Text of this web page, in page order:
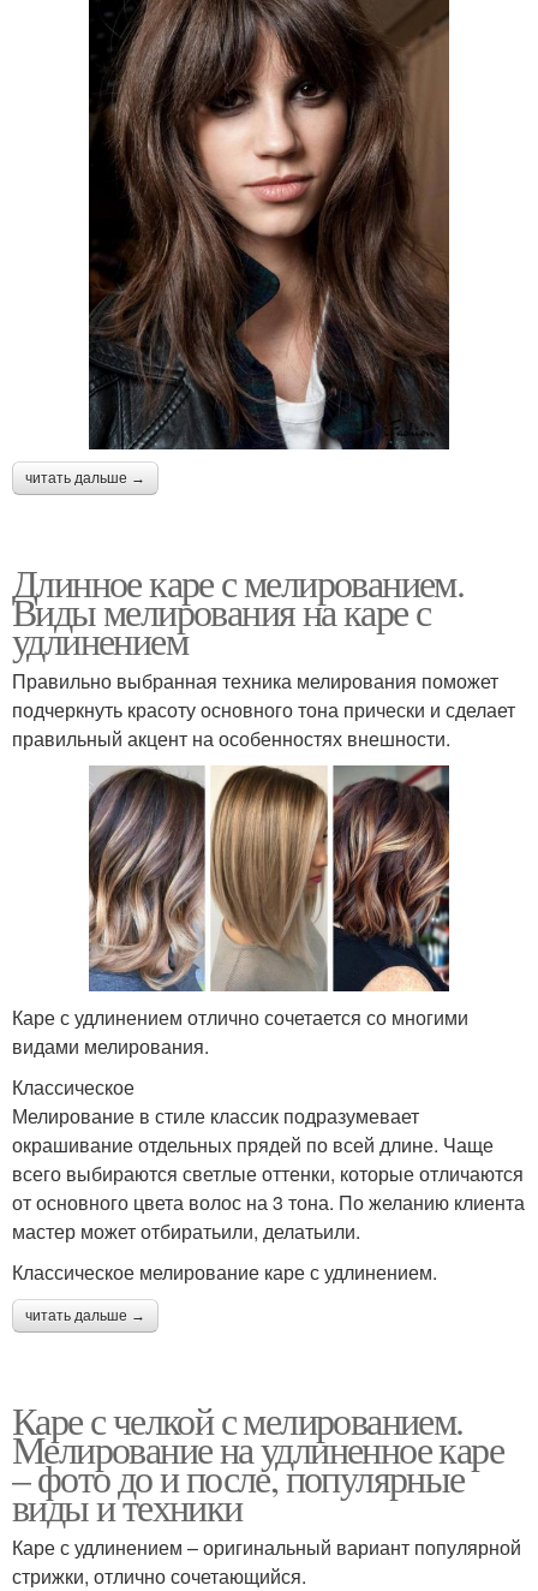
читать дальше →
Длинное каре с мелированием.
Виды мелирования на каре с
удлинением
Правильно выбранная техника мелирования поможет
подчеркнуть красоту основного тона прически и сделает
правильный акцент на особенностях внешности.
Каре с удлинением отлично сочетается со многими
видами мелирования.
Классическое
Мелирование в стиле классик подразумевает
окрашивание отдельных прядей по всей длине. Чаще
всего выбираются светлые оттенки, которые отличаются
от основного цвета волос на 3 тона. По желанию клиента
мастер может отбиратьили, делатьили.
Классическое мелирование каре с удлинением.
читать дальше →
Каре с челкой с мелированием.
Мелирование на удлиненное каре
– фото до и после, популярные
виды и техники
Каре с удлинением – оригинальный вариант популярной
стрижки, отлично сочетающийся.